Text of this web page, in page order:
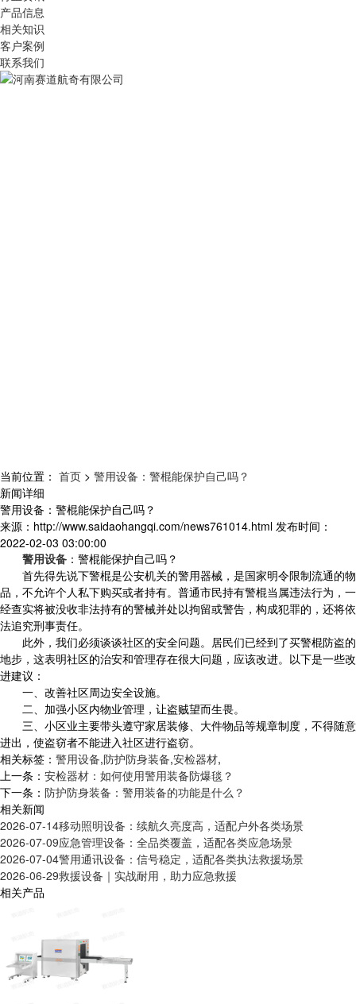
产品信息
相关知识
客户案例
联系我们
当前位置： 首页 > 警用设备：警棍能保护自己吗？
新闻详细
警用设备：警棍能保护自己吗？
来源： http://www.saidaohangqi.com/news761014.html 发布时间：
2022-02-03 03:00:00
警用设备 ：警棍能保护自己吗？
首先得先说下警棍是公安机关的警用器械，是国家明令限制流通的物
品，不允许个人私下购买或者持有。普通市民持有警棍当属违法行为，一
经查实将被没收非法持有的警械并处以拘留或警告，构成犯罪的，还将依
法追究刑事责任。
此外，我们必须谈谈社区的安全问题。居民们已经到了买警棍防盗的
地步，这表明社区的治安和管理存在很大问题，应该改进。以下是一些改
进建议：
一、改善社区周边安全设施。
二、加强小区内物业管理，让盗贼望而生畏。
三、小区业主要带头遵守家居装修、大件物品等规章制度，不得随意
进出，使盗窃者不能进入社区进行盗窃。
相关标签： 警用设备,防护防身装备,安检器材,
上一条： 安检器材：如何使用警用装备防爆毯？
下一条： 防护防身装备：警用装备的功能是什么？
相关新闻
2026-07-14移动照明设备：续航久亮度高，适配户外各类场景
2026-07-09应急管理设备：全品类覆盖，适配各类应急场景
2026-07-04警用通讯设备：信号稳定，适配各类执法救援场景
2026-06-29救援设备｜实战耐用，助力应急救援
相关产品